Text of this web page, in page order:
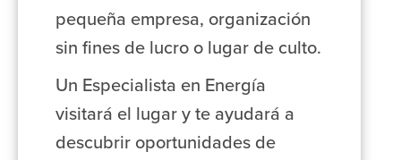
pequeña empresa, organización
sin fines de lucro o lugar de culto.
Un Especialista en Energía
visitará el lugar y te ayudará a
descubrir oportunidades de